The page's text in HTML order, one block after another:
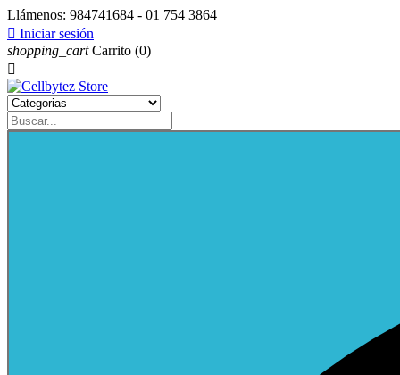
Llámenos: 984741684 - 01 754 3864
 Iniciar sesión
shopping_cart Carrito (0)
